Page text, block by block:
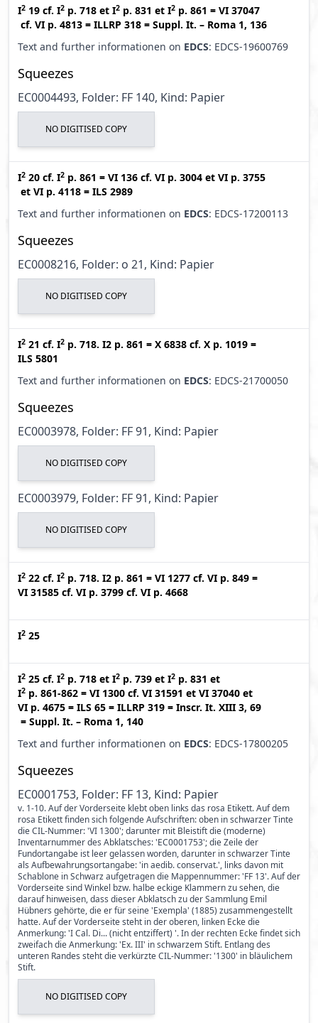
I2 19 cf. I2 p. 718 et I2 p. 831 et I2 p. 861 = VI 37047
cf. VI p. 4813 = ILLRP 318 = Suppl. It. – Roma 1, 136
Text and further informationen on EDCS: EDCS-19600769
Squeezes
EC0004493, Folder: FF 140, Kind: Papier
NO DIGITISED COPY
I2 20 cf. I2 p. 861 = VI 136 cf. VI p. 3004 et VI p. 3755
et VI p. 4118 = ILS 2989
Text and further informationen on EDCS: EDCS-17200113
Squeezes
EC0008216, Folder: o 21, Kind: Papier
NO DIGITISED COPY
I2 21 cf. I2 p. 718. I2 p. 861 = X 6838 cf. X p. 1019 =
ILS 5801
Text and further informationen on EDCS: EDCS-21700050
Squeezes
EC0003978, Folder: FF 91, Kind: Papier
NO DIGITISED COPY
EC0003979, Folder: FF 91, Kind: Papier
NO DIGITISED COPY
I2 22 cf. I2 p. 718. I2 p. 861 = VI 1277 cf. VI p. 849 =
VI 31585 cf. VI p. 3799 cf. VI p. 4668
I2 25
I2 25 cf. I2 p. 718 et I2 p. 739 et I2 p. 831 et
I2 p. 861-862 = VI 1300 cf. VI 31591 et VI 37040 et
VI p. 4675 = ILS 65 = ILLRP 319 = Inscr. It. XIII 3, 69
= Suppl. It. – Roma 1, 140
Text and further informationen on EDCS: EDCS-17800205
Squeezes
EC0001753, Folder: FF 13, Kind: Papier
v. 1-10. Auf der Vorderseite klebt oben links das rosa Etikett. Auf dem
rosa Etikett finden sich folgende Aufschriften: oben in schwarzer Tinte
die CIL-Nummer: 'VI 1300'; darunter mit Bleistift die (moderne)
Inventarnummer des Abklatsches: 'EC0001753'; die Zeile der
Fundortangabe ist leer gelassen worden, darunter in schwarzer Tinte
als Aufbewahrungsortangabe: 'in aedib. conservat.', links davon mit
Schablone in Schwarz aufgetragen die Mappennummer: 'FF 13'. Auf der
Vorderseite sind Winkel bzw. halbe eckige Klammern zu sehen, die
darauf hinweisen, dass dieser Abklatsch zu der Sammlung Emil
Hübners gehörte, die er für seine 'Exempla' (1885) zusammengestellt
hatte. Auf der Vorderseite steht in der oberen, linken Ecke die
Anmerkung: 'I Cal. Di... (nicht entziffert) '. In der rechten Ecke findet sich
zweifach die Anmerkung: 'Ex. III' in schwarzem Stift. Entlang des
unteren Randes steht die verkürzte CIL-Nummer: '1300' in bläulichem
Stift.
NO DIGITISED COPY